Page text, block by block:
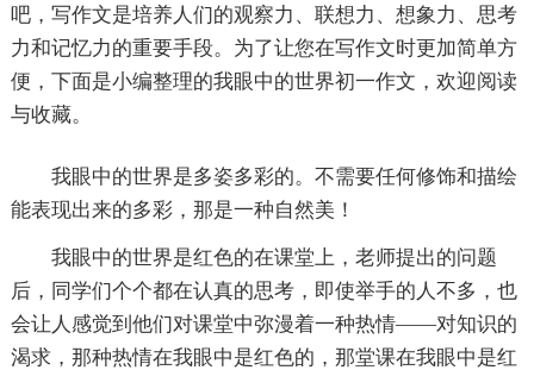
吧，写作文是培养人们的观察力、联想力、想象力、思考
力和记忆力的重要手段。为了让您在写作文时更加简单方
便，下面是小编整理的我眼中的世界初一作文，欢迎阅读
与收藏。
我眼中的世界是多姿多彩的。不需要任何修饰和描绘
能表现出来的多彩，那是一种自然美！
我眼中的世界是红色的在课堂上，老师提出的问题
后，同学们个个都在认真的思考，即使举手的人不多，也
会让人感觉到他们对课堂中弥漫着一种热情——对知识的
渴求，那种热情在我眼中是红色的，那堂课在我眼中是红